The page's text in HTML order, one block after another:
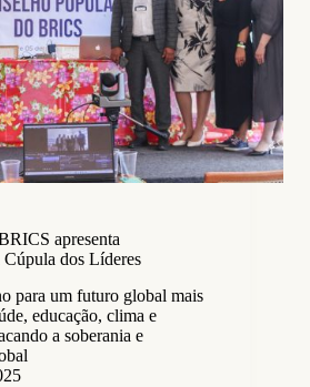
apresenta
Cúpula dos Líderes
para um futuro global mais
educação, clima e
a soberania e